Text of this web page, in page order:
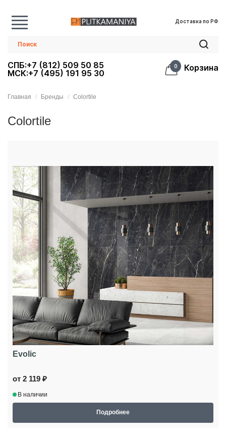
Доставка по РФ
СПБ:+7 (812) 509 50 85
МСК:+7 (495) 191 95 30
0 Корзина
Главная Бренды Colortile
Colortile
Evolic
от 2 119 ₽
В наличии
Подробнее